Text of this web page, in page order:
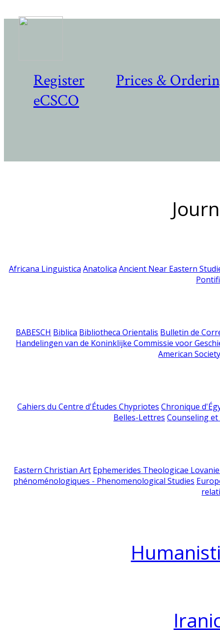
Register
Prices &
eCSCO
Africana Linguistica Anatolica Ancient Near Eastern
BABESCH Biblica Bibliotheca Orientalis Bulletin de
Handelingen van de Koninklijke Commissie voor
American
Cahiers du Centre d'Études Chypriotes Chronique
Belles-Lettres Counseling
Eastern Christian Art Ephemerides Theologicae
phénoménologiques - Phenomenological Studies